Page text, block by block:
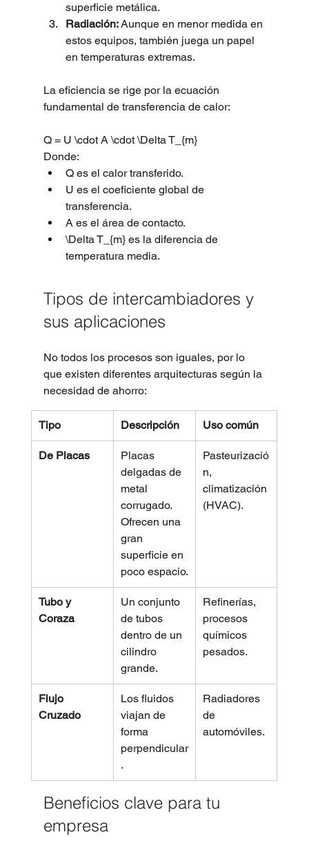
superficie metálica.
Radiación: Aunque en menor medida en
estos equipos, también juega un papel
en temperaturas extremas.
La eficiencia se rige por la ecuación
fundamental de transferencia de calor:
Q = U \cdot A \cdot \Delta T_{m}
Donde:
Q es el calor transferido.
U es el coeficiente global de
transferencia.
A es el área de contacto.
\Delta T_{m} es la diferencia de
temperatura media.
Tipos de intercambiadores y
sus aplicaciones
No todos los procesos son iguales, por lo
que existen diferentes arquitecturas según la
necesidad de ahorro:
Tipo Descripción Uso común
De Placas
Placas
delgadas de
metal
corrugado.
Ofrecen una
gran
superficie en
poco espacio.
Pasteurizació
n,
climatización
(HVAC).
Tubo y
Coraza
Un conjunto
de tubos
dentro de un
cilindro
grande.
Refinerías,
procesos
químicos
pesados.
Flujo
Cruzado
Los fluidos
viajan de
forma
perpendicular
.
Radiadores
de
automóviles.
Beneficios clave para tu
empresa